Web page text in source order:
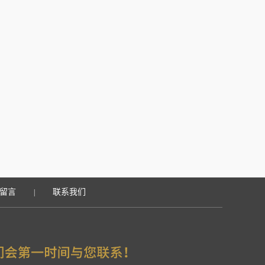
言 联系我们